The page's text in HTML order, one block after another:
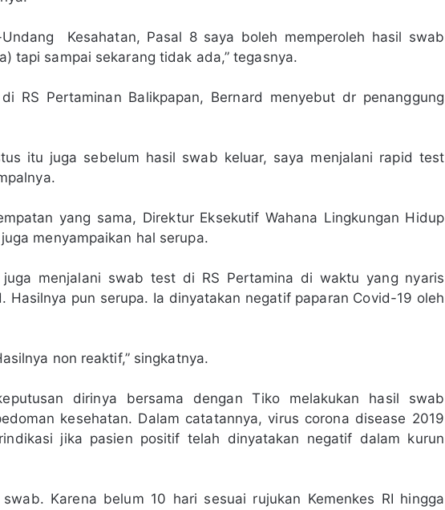
Kesahatan, Pasal 8 saya boleh memperoleh hasil swab
tapi sampai sekarang tidak ada,” tegasnya.
RS Pertaminan Balikpapan, Bernard menyebut dr penanggung
itu juga sebelum hasil swab keluar, saya menjalani rapid test
yang sama, Direktur Eksekutif Wahana Lingkungan Hidup
menyampaikan hal serupa.
menjalani swab test di RS Pertamina di waktu yang nyaris
Hasilnya pun serupa. Ia dinyatakan negatif paparan Covid-19 oleh
non reaktif,” singkatnya.
dirinya bersama dengan Tiko melakukan hasil swab
kesehatan. Dalam catatannya, virus corona disease 2019
jika pasien positif telah dinyatakan negatif dalam kurun
Karena belum 10 hari sesuai rujukan Kemenkes RI hingga